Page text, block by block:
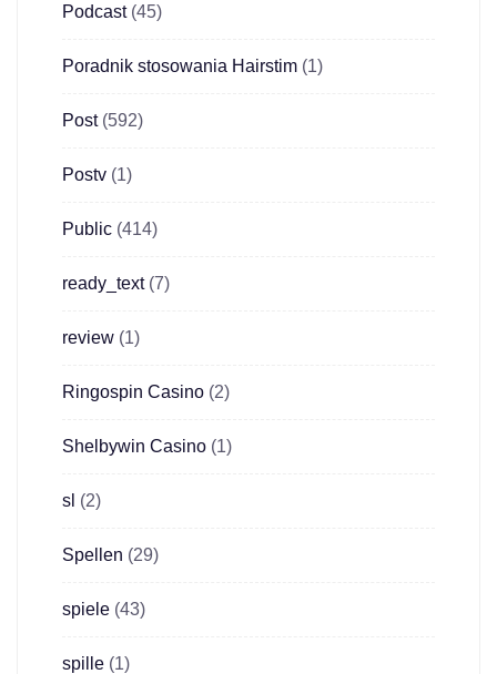
Podcast(45)
Poradnik stosowania Hairstim (1)
Post(592)
Postv (1)
Public (414)
ready_text(7)
review (1)
Ringospin Casino (2)
Shelbywin Casino (1)
sl (2)
Spellen (29)
spiele (43)
spille (1)